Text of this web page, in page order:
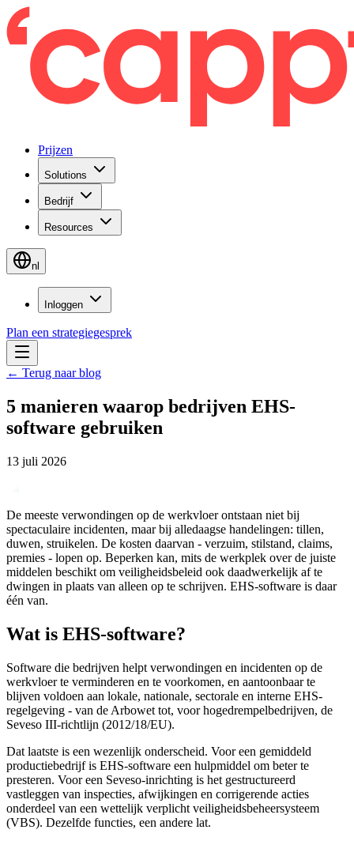
Prijzen
Solutions
Bedrijf
Resources
nl
Inloggen
Plan een strategiegesprek
← Terug naar blog
5 manieren waarop bedrijven EHS-
software gebruiken
13 juli 2026
De meeste verwondingen op de werkvloer ontstaan niet bij
spectaculaire incidenten, maar bij alledaagse handelingen: tillen,
duwen, struikelen. De kosten daarvan - verzuim, stilstand, claims,
premies - lopen op. Beperken kan, mits de werkplek over de juiste
middelen beschikt om veiligheidsbeleid ook daadwerkelijk af te
dwingen in plaats van alleen op te schrijven. EHS-software is daar
één van.
Wat is EHS-software?
Software die bedrijven helpt verwondingen en incidenten op de
werkvloer te verminderen en te voorkomen, en aantoonbaar te
blijven voldoen aan lokale, nationale, sectorale en interne EHS-
regelgeving - van de Arbowet tot, voor hogedrempelbedrijven, de
Seveso III-richtlijn (2012/18/EU).
Dat laatste is een wezenlijk onderscheid. Voor een gemiddeld
productiebedrijf is EHS-software een hulpmiddel om beter te
presteren. Voor een Seveso-inrichting is het gestructureerd
vastleggen van inspecties, afwijkingen en corrigerende acties
onderdeel van een wettelijk verplicht veiligheidsbeheersysteem
(VBS). Dezelfde functies, een andere lat.